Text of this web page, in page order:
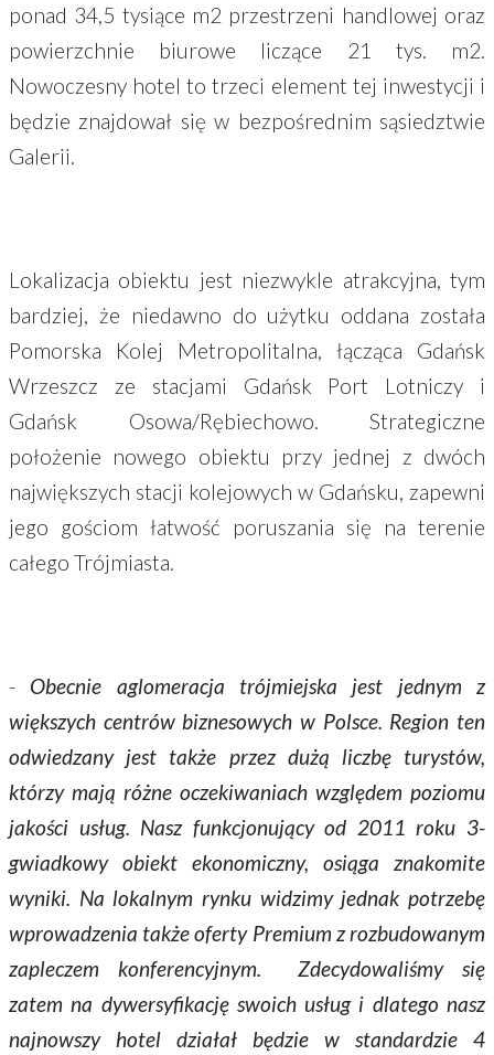
ponad 34,5 tysiące m2 przestrzeni handlowej oraz
powierzchnie biurowe liczące 21 tys. m2.
Nowoczesny hotel to trzeci element tej inwestycji i
będzie znajdował się w bezpośrednim sąsiedztwie
Galerii.
Lokalizacja obiektu jest niezwykle atrakcyjna, tym
bardziej, że niedawno do użytku oddana została
Pomorska Kolej Metropolitalna, łącząca Gdańsk
Wrzeszcz ze stacjami Gdańsk Port Lotniczy i
Gdańsk Osowa/Rębiechowo. Strategiczne
położenie nowego obiektu przy jednej z dwóch
największych stacji kolejowych w Gdańsku, zapewni
jego gościom łatwość poruszania się na terenie
całego Trójmiasta.
- Obecnie aglomeracja trójmiejska jest jednym z
większych centrów biznesowych w Polsce. Region ten
odwiedzany jest także przez dużą liczbę turystów,
którzy mają różne oczekiwaniach względem poziomu
jakości usług. Nasz funkcjonujący od 2011 roku 3-
gwiadkowy obiekt ekonomiczny, osiąga znakomite
wyniki. Na lokalnym rynku widzimy jednak potrzebę
wprowadzenia także oferty Premium z rozbudowanym
zapleczem konferencyjnym. Zdecydowaliśmy się
zatem na dywersyfikację swoich usług i dlatego nasz
najnowszy hotel działał będzie w standardzie 4